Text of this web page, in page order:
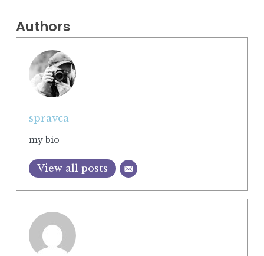
Authors
spravca
my bio
View all posts